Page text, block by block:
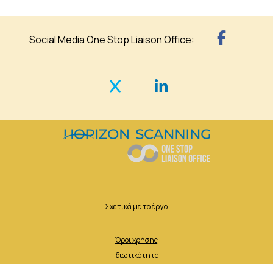
Social Media One Stop Liaison Office:
Σχετικά με το έργο
Όροι χρήσης
Ιδιωτικότητα